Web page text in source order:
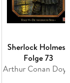
Sherlock Holmes -
Folge 73